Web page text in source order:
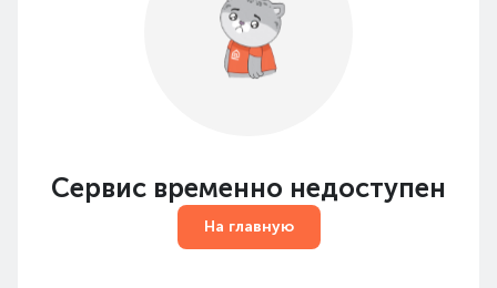
Сервис временно недоступен
На главную